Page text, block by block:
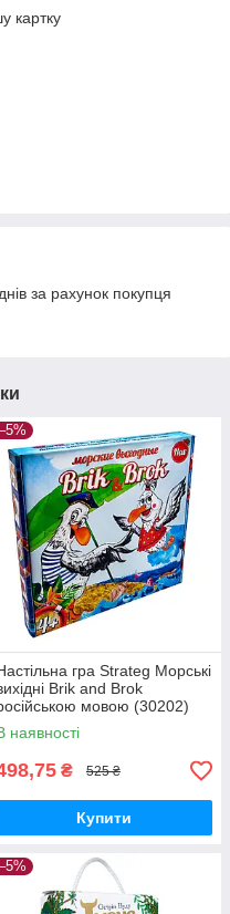
картку
за рахунок покупця
гра Strateg Морські
Brik and Brok
мовою (30202)
наявності
₴ 525 ₴
Купити